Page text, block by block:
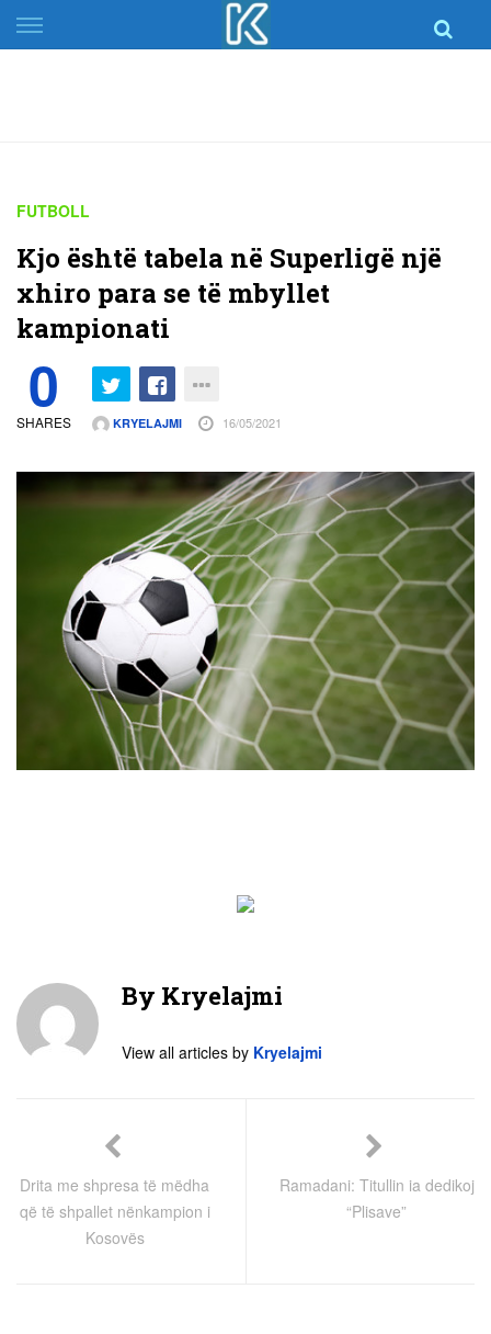
Skip
to
FUTBOLL
Kjo është tabela në Superligë një
xhiro para se të mbyllet
kampionati
0
SHARES KRYELAJMI 16/05/2021
By Kryelajmi
View all articles by Kryelajmi
Drita me shpresa të mëdha
që të shpallet nënkampion i
Kosovës
Ramadani: Titullin ia dedikoj
“Plisave”